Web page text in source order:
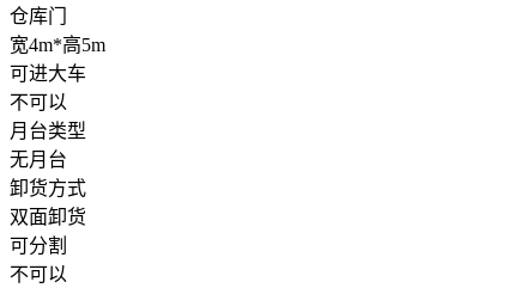
仓库门
宽4m*高5m
可进大车
不可以
月台类型
无月台
卸货方式
双面卸货
可分割
不可以